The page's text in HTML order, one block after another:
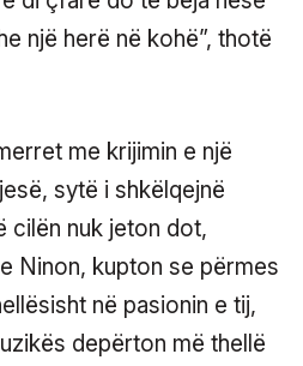
një herë në kohë”, thotë
me krijimin e një
sytë i shkëlqejnë
cilën nuk jeton dot,
Ninon, kupton se përmes
në pasionin e tij,
depërton më thellë